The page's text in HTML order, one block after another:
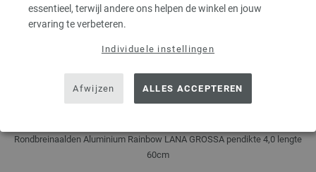
essentieel, terwijl andere ons helpen de winkel en jouw
ervaring te verbeteren.
Individuele instellingen
Afwijzen ALLES ACCEPTEREN
Rondbreinaalden Aluminium Rainbow dikte
4,0/60cm
Rondbreinaalden Aluminium Rainbow LANA GROSSA pendikte 4,0 lengte
60cm